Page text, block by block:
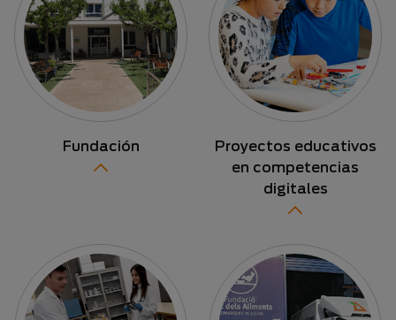
Fundación
Proyectos educativos
en competencias
digitales